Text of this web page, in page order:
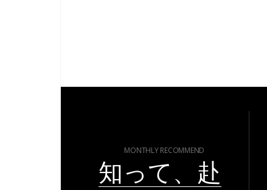
MONTHLY RECOMMEND
知って、赴